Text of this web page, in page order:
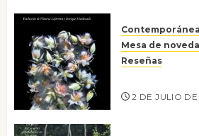
Contemporánea
Mesa de
Reseñas
2 DE JULIO